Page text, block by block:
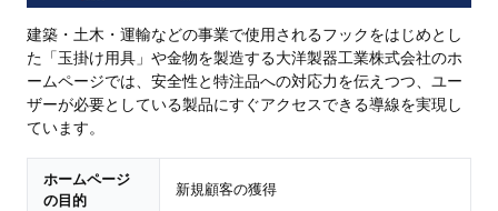
建築・土木・運輸などの事業で使用されるフックをはじめとし
た「玉掛け用具」や金物を製造する大洋製器工業株式会社のホ
ームページでは、安全性と特注品への対応力を伝えつつ、ユー
ザーが必要としている製品にすぐアクセスできる導線を実現し
ています。
ホームページ
の目的
新規顧客の獲得